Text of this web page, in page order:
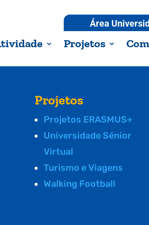
Área
Projetos
Projetos
Projetos ERASMUS+
Universidade Sénior
Virtual
Turismo e Viagens
Walking Football